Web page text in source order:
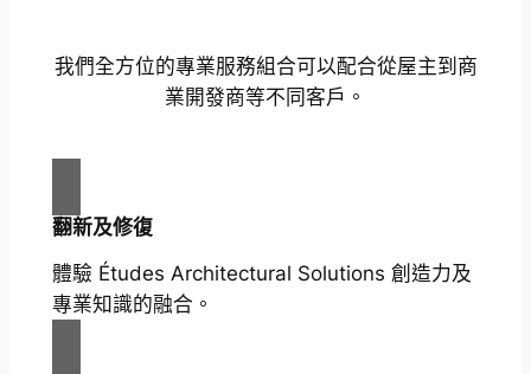
我們全方位的專業服務組合可以配合從屋主到商
業開發商等不同客戶。
翻新及修復
體驗 Études Architectural Solutions 創造力及
專業知識的融合。